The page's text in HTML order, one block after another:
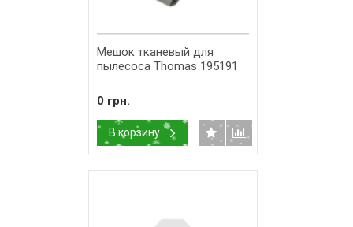
Мешок тканевый для
пылесоса Thomas 195191
0 грн.
В корзину